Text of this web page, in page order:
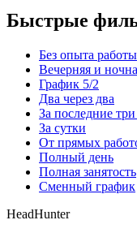
Быстрые
Без опыта работы
Вечерняя и
График 5/2
Два через два
За последние
За сутки
От прямых
Полный день
Полная занятость
Сменный график
HeadHunter